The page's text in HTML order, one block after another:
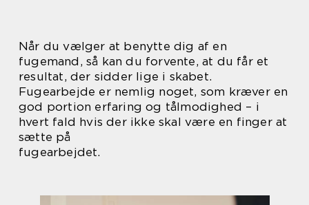
Når du vælger at benytte dig af en
fugemand, så kan du forvente, at du får et
resultat, der sidder lige i skabet.
Fugearbejde er nemlig noget, som kræver en
god portion erfaring og tålmodighed – i
hvert fald hvis der ikke skal være en finger at
sætte på
fugearbejdet.